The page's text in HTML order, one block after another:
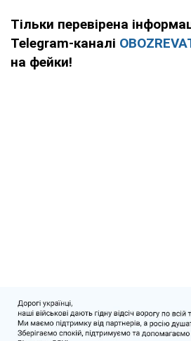
Тільки перевірена
Telegram-каналі
на фейки!